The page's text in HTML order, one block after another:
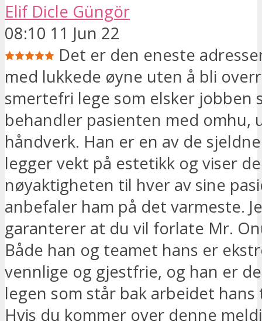
Elif Dicle Güngör
08:10 11 Jun 22
Det er den eneste
med lukkede øyne uten å bli
smertefri lege som elsker jobben
behandler pasienten med omhu,
håndverk. Han er en av de
legger vekt på estetikk og viser
nøyaktigheten til hver av sine
anbefaler ham på det varmeste.
garanterer at du vil forlate Mr.
Både han og teamet hans er
vennlige og gjestfrie, og han er
legen som står bak arbeidet
Hvis du kommer over denne